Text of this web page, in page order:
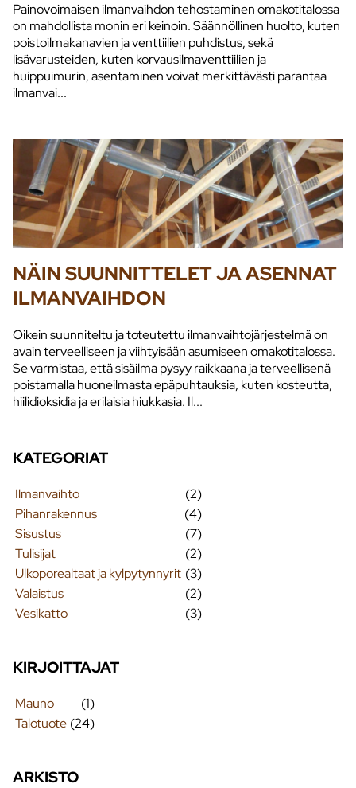
Painovoimaisen ilmanvaihdon tehostaminen omakotitalossa
on mahdollista monin eri keinoin. Säännöllinen huolto, kuten
poistoilmakanavien ja venttiilien puhdistus, sekä
lisävarusteiden, kuten korvausilmaventtiilien ja
huippuimurin, asentaminen voivat merkittävästi parantaa
ilmanvai...
NÄIN SUUNNITTELET JA ASENNAT
ILMANVAIHDON
Oikein suunniteltu ja toteutettu ilmanvaihtojärjestelmä on
avain terveelliseen ja viihtyisään asumiseen omakotitalossa.
Se varmistaa, että sisäilma pysyy raikkaana ja terveellisenä
poistamalla huoneilmasta epäpuhtauksia, kuten kosteutta,
hiilidioksidia ja erilaisia hiukkasia. Il...
KATEGORIAT
Ilmanvaihto
(2)
Pihanrakennus
(4)
Sisustus
(7)
Tulisijat
(2)
Ulkoporealtaat ja kylpytynnyrit (3)
Valaistus
(2)
Vesikatto
(3)
KIRJOITTAJAT
Mauno
(1)
Talotuote (24)
ARKISTO